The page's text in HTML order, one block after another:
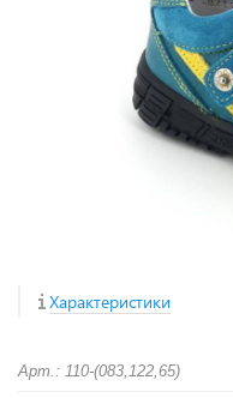
Характеристики
Арт.: 110-(083,122,65)